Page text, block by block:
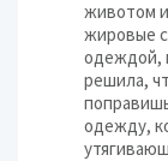
животом
жировые
одеждой,
решила,
одежду,